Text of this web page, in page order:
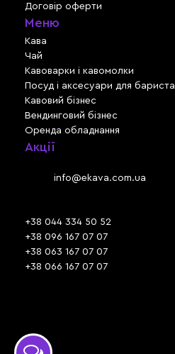
Договір оферти
Меню
Кава
Чай
Кавоварки і кавомолки
Посуд і аксесуари для бариста
Кавовий бізнес
Вендинговий бізнес
Оренда обладнання
Акції
info@ekava.com.ua
+38 044 334 50 52
+38 096 167 07 07
+38 063 167 07 07
+38 066 167 07 07